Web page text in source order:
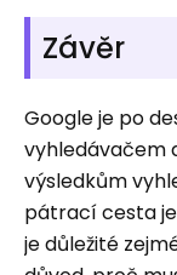
Závěr
Google je po
vyhledávačem
výsledkům
pátrací cesta
je důležité